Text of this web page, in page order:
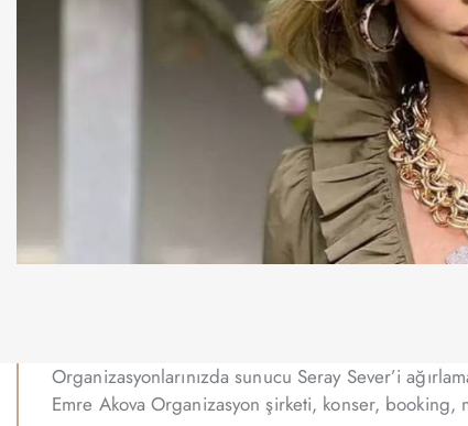
Organizasyonlarınızda sunucu Seray Sever’i
Emre Akova Organizasyon şirketi, konser,